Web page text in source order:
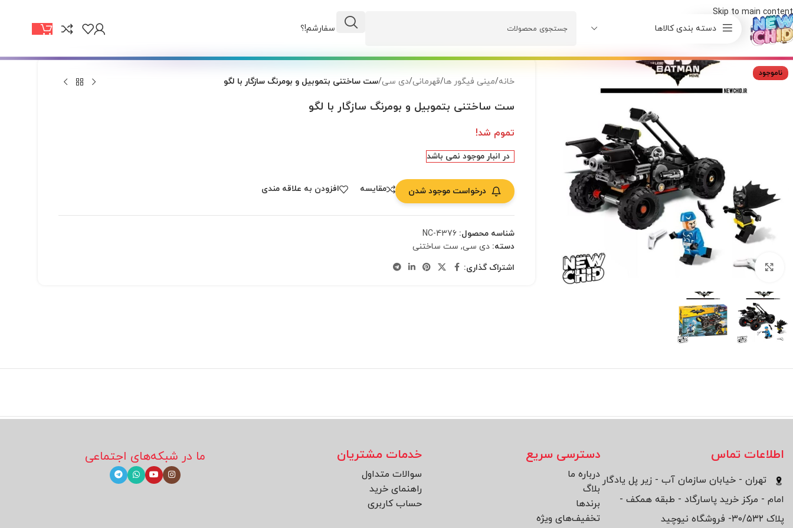
Skip to main content
دسته بندی کالاها
وضعیت سفارشم!؟
ناموجود
بزرگنمایی تصویر
خانه/مینی فیگور ها/قهرمانی/دی سی/ست ساختنی بتموبیل و بومرنگ سازگار با لگو
ست ساختنی بتموبیل و بومرنگ سازگار با لگو
تموم شد!
در انبار موجود نمی باشد
درخواست موجود شدن مقایسه افزودن به علاقه مندی
شناسه محصول: NC-4376
دسته: دی سی, ست ساختنی
اشتراک گذاری:
اطلاعات تماس
تهران - خیابان سازمان آب - زیر پل یادگار
امام - مرکز خرید پاسارگاد - طبقه همکف -
پلاک ۳۰/۵۳۲- فروشگاه نیوچید
دسترسی سریع
درباره ما
بلاگ
برند‌ها
تخفیف‌های ویژه
خدمات مشتریان
سوالات متداول
راهنمای خرید
حساب کاربری
ما در شبکه‌های اجتماعی